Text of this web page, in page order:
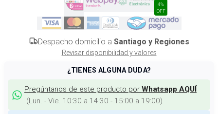
4%
OFF
Despacho domicilio a Santiago y Regiones
Revisar disponibilidad y valores
¿TIENES ALGUNA DUDA?
Pregúntanos de este producto por Whatsapp AQUÍ
(Lun. - Vie. 10:30 a 14:30 - 15:00 a 19:00)